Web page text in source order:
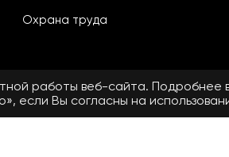
Охрана труда
Пользовательское соглашение
работы веб-сайта. Подробнее
если Вы согласны на